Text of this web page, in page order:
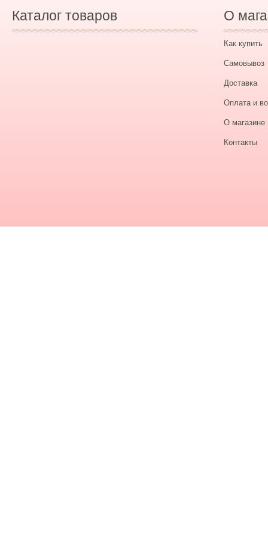
Каталог товаров О
Как купить
Самовывоз
Доставка
Оплата и
О магазине
Контакты